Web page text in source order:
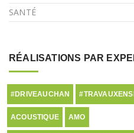
SANTÉ
RÉALISATIONS PAR
#DRIVEAUCHAN
ACOUSTIQUE AMO